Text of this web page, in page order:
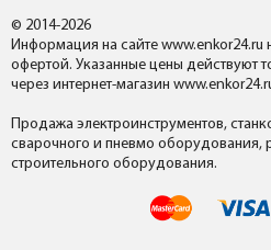
© 2014-2026
Информация на сайте www.enkor24.ru
офертой. Указанные цены действуют
через интернет-магазин
Продажа электроинструментов,
сварочного и пневмо оборудования,
строительного оборудования.